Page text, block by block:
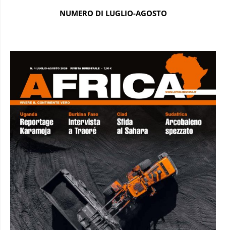
NUMERO DI LUGLIO-AGOSTO